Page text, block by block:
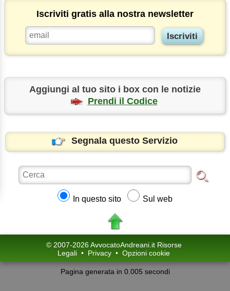
Iscriviti gratis alla nostra newsletter
Aggiungi al tuo sito i box con le notizie
Prendi il Codice
Segnala questo Servizio
In questo sito Sul web
© 2007-2026 AvvocatoAndreani.it Risorse
Legali • Privacy • Opzioni cookie
Pagina generata in 0.005 secondi